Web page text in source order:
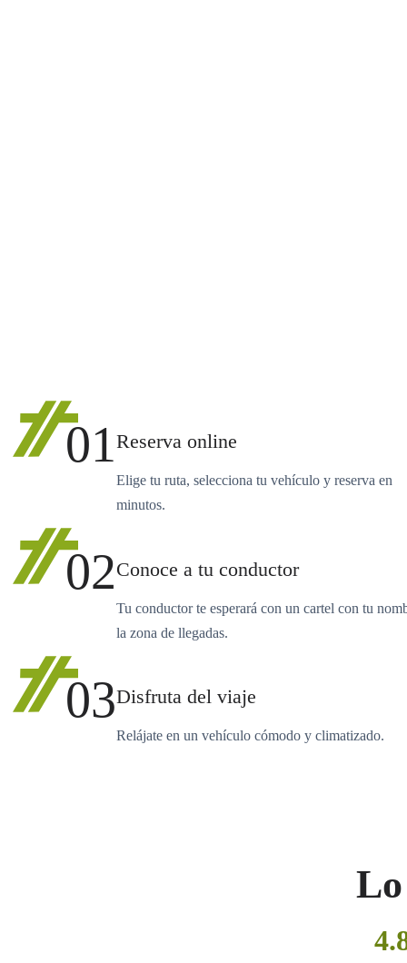
01Reserva online
Elige tu ruta, selecciona tu vehículo y reserva en
minutos.
02Conoce a tu conductor
Tu conductor te esperará con un cartel con tu
la zona de llegadas.
03Disfruta del viaje
Relájate en un vehículo cómodo y climatizado.